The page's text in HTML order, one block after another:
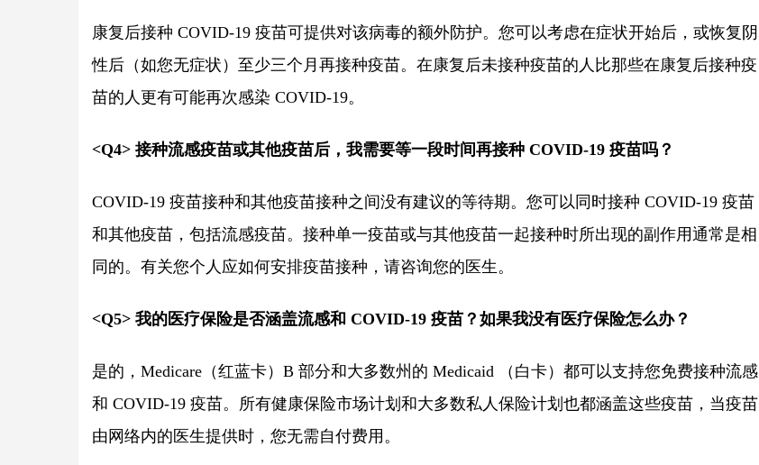
康复后接种 COVID-19 疫苗可提供对该病毒的额外防护。您可以考虑在症状开始后，或恢复阴
性后（如您无症状）至少三个月再接种疫苗。在康复后未接种疫苗的人比那些在康复后接种疫
苗的人更有可能再次感染 COVID-19。
<Q4> 接种流感疫苗或其他疫苗后，我需要等一段时间再接种 COVID-19 疫苗吗？
COVID-19 疫苗接种和其他疫苗接种之间没有建议的等待期。您可以同时接种 COVID-19 疫苗
和其他疫苗，包括流感疫苗。接种单一疫苗或与其他疫苗一起接种时所出现的副作用通常是相
同的。有关您个人应如何安排疫苗接种，请咨询您的医生。
<Q5> 我的医疗保险是否涵盖流感和 COVID-19 疫苗？如果我没有医疗保险怎么办？
是的，Medicare（红蓝卡）B 部分和大多数州的 Medicaid （白卡） 都可以支持您免费接种流感
和 COVID-19 疫苗。所有健康保险市场计划和大多数私人保险计划也都涵盖这些疫苗，当疫苗
由网络内的医生提供时，您无需自付费用。